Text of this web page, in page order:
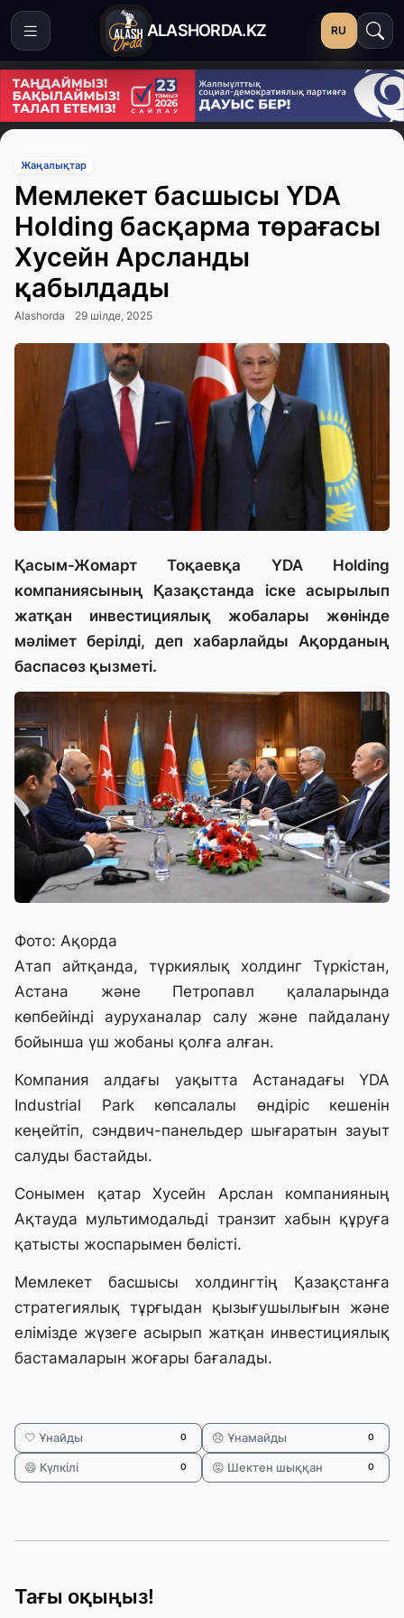
ALASHORDA.KZ RU
Жаңалықтар
Мемлекет басшысы YDA
Holding басқарма төрағасы
Хусейн Арсланды
қабылдады
Alashorda 29 шілде, 2025
Қасым-Жомарт Тоқаевқа YDA Holding
компаниясының Қазақстанда іске асырылып
жатқан инвестициялық жобалары жөнінде
мәлімет берілді, деп хабарлайды Ақорданың
баспасөз қызметі.
Фото: Ақорда
Атап айтқанда, түркиялық холдинг Түркістан,
Астана және Петропавл қалаларында
көпбейінді ауруханалар салу және пайдалану
бойынша үш жобаны қолға алған.
Компания алдағы уақытта Астанадағы YDA
Industrial Park көпсалалы өндіріс кешенін
кеңейтіп, сэндвич-панельдер шығаратын зауыт
салуды бастайды.
Сонымен қатар Хусейн Арслан компанияның
Ақтауда мультимодальді транзит хабын құруға
қатысты жоспарымен бөлісті.
Мемлекет басшысы холдингтің Қазақстанға
стратегиялық тұрғыдан қызығушылығын және
елімізде жүзеге асырып жатқан инвестициялық
бастамаларын жоғары бағалады.
🤍 Ұнайды 0 😞 Ұнамайды 0
😄 Күлкілі 0 😡 Шектен шыққан 0
Тағы оқыңыз!